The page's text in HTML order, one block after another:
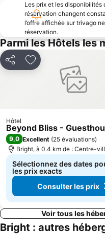
Les prix et les disponibilités
réservation changent
l’offre affichée sur trivago
réservation.
Parmi les Hôtels les
PartagerAjouter à mes
Hôtel
Beyond Bliss -
9,0 Excellent (25 évaluations)
Bright, à 0.4 km de : Centre-
Sélectionnez des dates
les prix exacts
Consulter les prix
Voir tous les
Bright : autres